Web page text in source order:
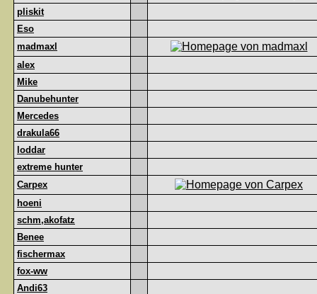
pliskit
Eso
madmaxl
alex
Mike
Danubehunter
Mercedes
drakula66
loddar
extreme hunter
Carpex
hoeni
schm,akofatz
Benee
fischermax
fox-ww
Andi63